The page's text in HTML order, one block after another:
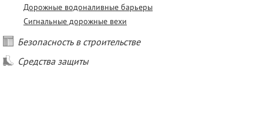
Дорожные водоналивные барьеры
Сигнальные дорожные вехи
Безопасность в строительстве
Средства защиты